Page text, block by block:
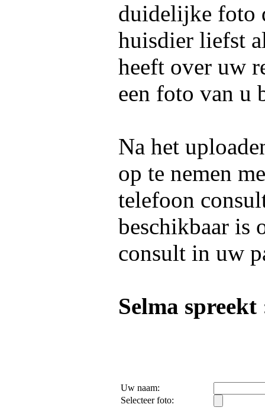
duidelijke foto
huisdier liefst
heeft over uw
een foto van u
Na het
op te nemen
telefoon
beschikbaar is
consult in uw
Selma spreekt
Uw naam:
Selecteer foto: